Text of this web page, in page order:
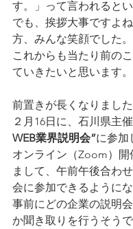
す。」って言われると
でも、挨拶大事ですよ
方、みんな笑顔でした。
これからも当たり前の
ていきたいと思います。
前置きが長くなりました
２月16日に、石川県主
WEB業界説明会”に参加
オンライン（Zoom）開
まして、午前午後合わ
会に参加できるようにな
事前にどの企業の説明
か聞き取りを行うそう